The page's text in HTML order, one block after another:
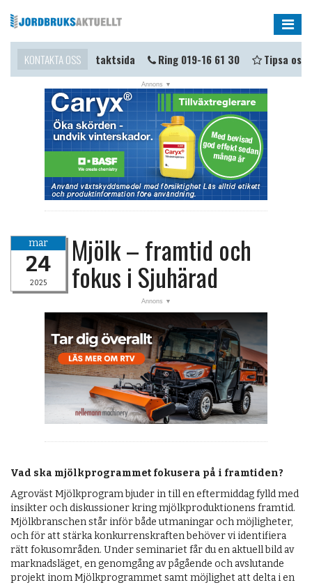
NYHETER
OPINION
KALENDER
TJÄNSTER
ANNONSERA
PRENUMERERA
OM OSS
KONTAKTA OSS
i kontakt? Kontaktsida Ring 019-16 61 30 Tipsa oss
mar
24
2025
Mjölk – framtid och
fokus i Sjuhärad
Vad ska mjölkprogrammet fokusera på i framtiden?
Agroväst Mjölkprogram bjuder in till en eftermiddag fylld med
insikter och diskussioner kring mjölkproduktionens framtid.
Mjölkbranschen står inför både utmaningar och möjligheter,
och för att stärka konkurrenskraften behöver vi identifiera
rätt fokusområden. Under seminariet får du en aktuell bild av
marknadsläget, en genomgång av pågående och avslutande
projekt inom Mjölkprogrammet samt möjlighet att delta i en